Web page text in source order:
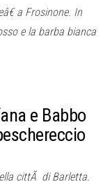
a Frosinone. In
e la barba bianca
e Babbo
cittÃ di Barletta.